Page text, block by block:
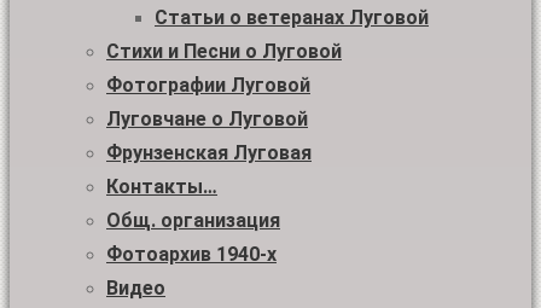
Статьи о ветеранах Луговой
Стихи и Песни о Луговой
Фотографии Луговой
Луговчане о Луговой
Фрунзенская Луговая
Контакты…
Общ. организация
Фотоархив 1940-х
Видео